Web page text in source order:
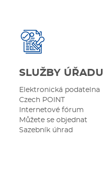
SLUŽBY ÚŘADU
Elektronická podatelna
Czech POINT
Internetové fórum
Můžete se objednat
Sazebník úhrad